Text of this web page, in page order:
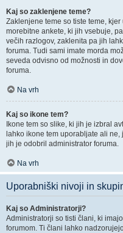
Kaj so zaklenjene teme?
Zaklenjene teme so tiste teme,
morebitne ankete, ki jih vsebuje,
večih razlogov, zaklenita pa jih
foruma. Tudi sami imate morda
seveda odvisno od možnosti in
foruma.
Na vrh
Kaj so ikone tem?
Ikone tem so slike, ki jih je izbral
lahko ikone tem uporabljate ali
jih je odobril administrator foruma.
Na vrh
Uporabniški nivoji in
Kaj so Administratorji?
Administratorji so tisti člani, ki
forumom. Ti člani lahko